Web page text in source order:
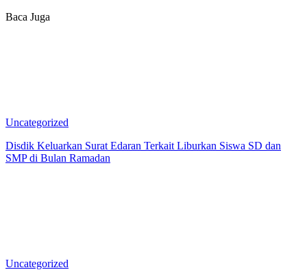
Baca Juga
Uncategorized
Disdik Keluarkan Surat Edaran Terkait Liburkan Siswa SD dan
SMP di Bulan Ramadan
Uncategorized